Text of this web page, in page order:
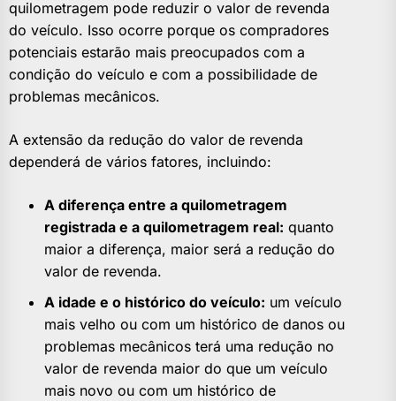
quilometragem pode reduzir o valor de revenda
do veículo. Isso ocorre porque os compradores
potenciais estarão mais preocupados com a
condição do veículo e com a possibilidade de
problemas mecânicos.
A extensão da redução do valor de revenda
dependerá de vários fatores, incluindo:
A diferença entre a quilometragem
registrada e a quilometragem real: quanto
maior a diferença, maior será a redução do
valor de revenda.
A idade e o histórico do veículo: um veículo
mais velho ou com um histórico de danos ou
problemas mecânicos terá uma redução no
valor de revenda maior do que um veículo
mais novo ou com um histórico de